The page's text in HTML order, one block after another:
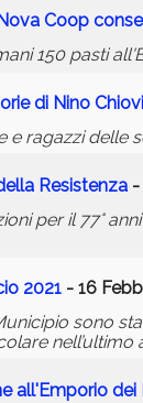
Coop
150 pasti
di Nino
e ragazzi delle
Resistenza -
per il 77°
2021 - 16
sono
nell’ultimo
all'Emporio